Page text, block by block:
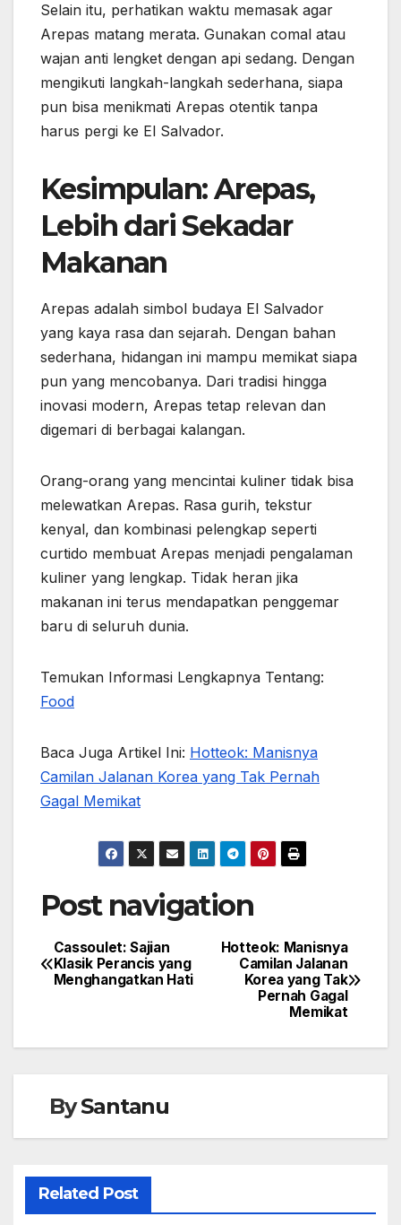
Selain itu, perhatikan waktu memasak agar
Arepas matang merata. Gunakan comal atau
wajan anti lengket dengan api sedang. Dengan
mengikuti langkah-langkah sederhana, siapa
pun bisa menikmati Arepas otentik tanpa
harus pergi ke El Salvador.
Kesimpulan: Arepas,
Lebih dari Sekadar
Makanan
Arepas adalah simbol budaya El Salvador
yang kaya rasa dan sejarah. Dengan bahan
sederhana, hidangan ini mampu memikat siapa
pun yang mencobanya. Dari tradisi hingga
inovasi modern, Arepas tetap relevan dan
digemari di berbagai kalangan.
Orang-orang yang mencintai kuliner tidak bisa
melewatkan Arepas. Rasa gurih, tekstur
kenyal, dan kombinasi pelengkap seperti
curtido membuat Arepas menjadi pengalaman
kuliner yang lengkap. Tidak heran jika
makanan ini terus mendapatkan penggemar
baru di seluruh dunia.
Temukan Informasi Lengkapnya Tentang:
Food
Baca Juga Artikel Ini: Hotteok: Manisnya
Camilan Jalanan Korea yang Tak Pernah
Gagal Memikat
Post navigation
Hotteok: Manisnya
Camilan Jalanan
Korea yang Tak
Pernah Gagal
Memikat
Cassoulet: Sajian
Klasik Perancis yang
Menghangatkan Hati
BySantanu
Related Post